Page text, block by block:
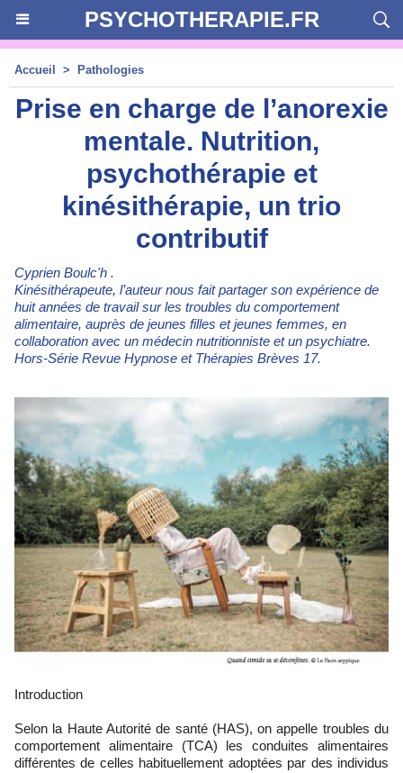
PSYCHOTHERAPIE.FR
Accueil > Pathologies
Prise en charge de l’anorexie
mentale. Nutrition,
psychothérapie et
kinésithérapie, un trio
contributif
Cyprien Boulc'h .
Kinésithérapeute, l’auteur nous fait partager son expérience de
huit années de travail sur les troubles du comportement
alimentaire, auprès de jeunes filles et jeunes femmes, en
collaboration avec un médecin nutritionniste et un psychiatre.
Hors-Série Revue Hypnose et Thérapies Brèves 17.
Introduction
Selon la Haute Autorité de santé (HAS), on appelle troubles du
comportement alimentaire (TCA) les conduites alimentaires
différentes de celles habituellement adoptées par des individus